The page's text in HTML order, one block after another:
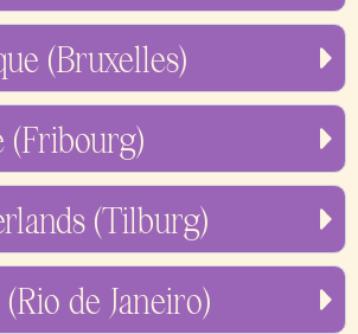
(Bruxelles)
(Fribourg)
(Tilburg)
de Janeiro)